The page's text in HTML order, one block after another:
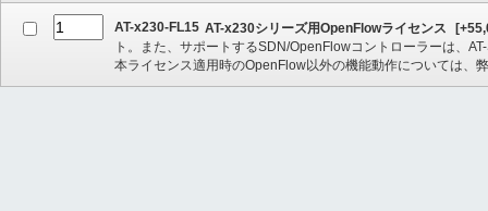
AT-x230-FL15 AT-x230シリーズ用OpenFlowライセンス [
ト。また、サポートするSDN/OpenFlowコントローラーは、
本ライセンス適用時のOpenFlow以外の機能動作については、